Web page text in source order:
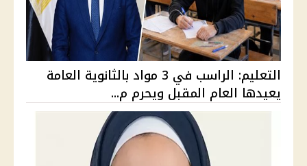
التعليم: الراسب في 3 مواد بالثانوية العامة
يعيدها العام المقبل ويحرم م...